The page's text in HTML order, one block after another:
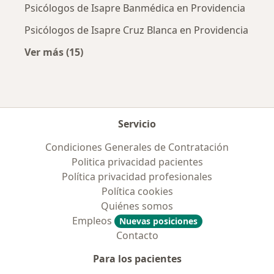
Psicólogos de Isapre Banmédica en Providencia
Psicólogos de Isapre Cruz Blanca en Providencia
Ver más (15)
Servicio
Condiciones Generales de Contratación
Politica privacidad pacientes
Política privacidad profesionales
Política cookies
Quiénes somos
Empleos
Nuevas posiciones
Contacto
Para los pacientes